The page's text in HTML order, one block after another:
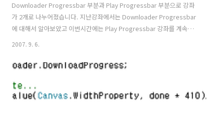
Downloader Progressbar 부분과 Play Progressbar 부분으로 강좌
가 2개로 나누어졌습니다. 지난강좌에서는 Downloader Progressbar
에 대해서 알아보았고 이번시간에는 Play Progressbar 강좌를 계속해
서 진행하도록 하겠습니다. xaml 코드는 지난 강좌에서 모두 작성하였습
StoryBoard가 추가 되어야 합니다. 0.01초마다 1번씩 Interval이 발생
블로그 및 실버라이트카페를 참고하시기 바랍니다. - 공도님 블로그 :
http://gongdo.tistory.com/ - 실버라이트 카페 : http://cafe.nav..
2007. 9. 6.